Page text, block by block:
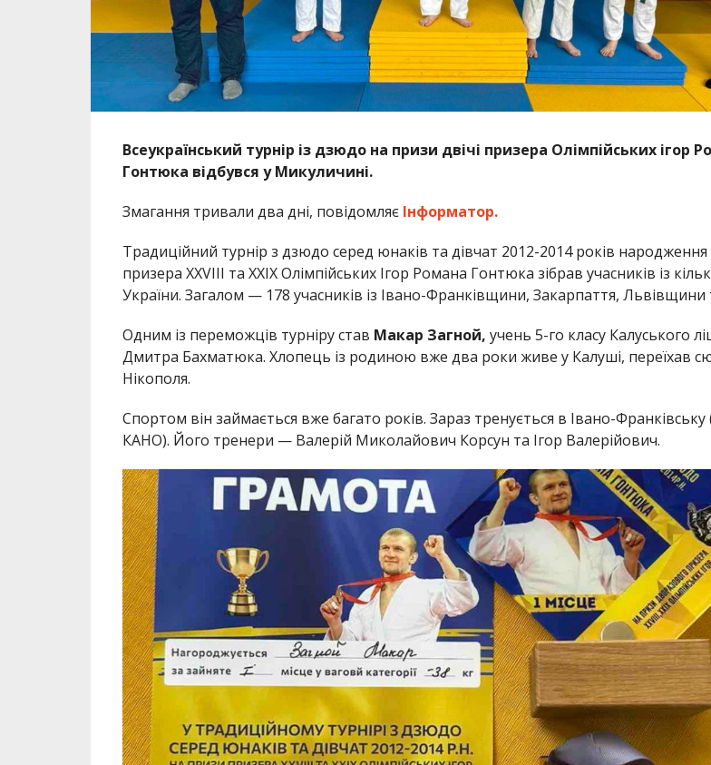
Всеукраїнський турнір із дзюдо на призи двічі призера Олімпійських ігор
Гонтюка відбувся у Микуличині.
Змагання тривали два дні, повідомляє Інформатор.
Традиційний турнір з дзюдо серед юнаків та дівчат 2012-2014 років
призера ХХVIII та XXIX Олімпійських Ігор Романа Гонтюка зібрав учасників із
України. Загалом — 178 учасників із Івано-Франківщини, Закарпаття, Львівщини
Одним із переможців турніру став Макар Загной, учень 5-го класу Калуського
Дмитра Бахматюка. Хлопець із родиною вже два роки живе у Калуші, переїхав
Нікополя.
Спортом він займається вже багато років. Зараз тренується в Івано-
КАНО). Його тренери — Валерій Миколайович Корсун та Ігор Валерійович.